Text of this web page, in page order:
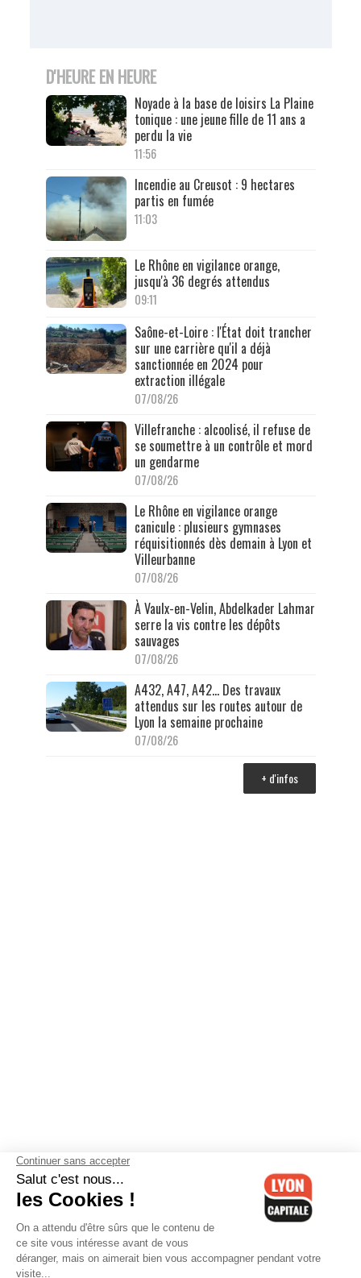
D'HEURE EN HEURE
Noyade à la base de loisirs La Plaine
tonique : une jeune fille de 11 ans a
perdu la vie
11:56
Incendie au Creusot : 9 hectares
partis en fumée
11:03
Le Rhône en vigilance orange,
jusqu'à 36 degrés attendus
09:11
Saône-et-Loire : l'État doit trancher
sur une carrière qu'il a déjà
sanctionnée en 2024 pour
extraction illégale
07/08/26
Villefranche : alcoolisé, il refuse de
se soumettre à un contrôle et mord
un gendarme
07/08/26
Le Rhône en vigilance orange
canicule : plusieurs gymnases
réquisitionnés dès demain à Lyon et
Villeurbanne
07/08/26
À Vaulx-en-Velin, Abdelkader Lahmar
serre la vis contre les dépôts
sauvages
07/08/26
A432, A47, A42… Des travaux
attendus sur les routes autour de
Lyon la semaine prochaine
07/08/26
+ d'infos